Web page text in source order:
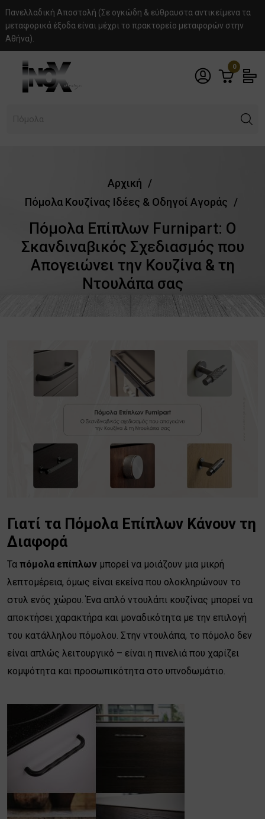
Πανελλαδική Αποστολή (Σε ογκώδη & εύθραυστα αντικείμενα τα
μεταφορικά έξοδα είναι μέχρι το πρακτορείο μεταφορών στην
Αθήνα).
0
Αρχική
Πόμολα Κουζίνας Ιδέες & Οδηγοί Αγοράς
Πόμολα Επίπλων Furnipart: Ο
Σκανδιναβικός Σχεδιασμός που
Απογειώνει την Κουζίνα & τη
Ντουλάπα σας
Γιατί τα Πόμολα Επίπλων Κάνουν τη
Διαφορά
Τα πόμολα επίπλων μπορεί να μοιάζουν μια μικρή
λεπτομέρεια, όμως είναι εκείνα που ολοκληρώνουν το
στυλ ενός χώρου. Ένα απλό ντουλάπι κουζίνας μπορεί να
αποκτήσει χαρακτήρα και μοναδικότητα με την επιλογή
του κατάλληλου πόμολου. Στην ντουλάπα, το πόμολο δεν
είναι απλώς λειτουργικό – είναι η πινελιά που χαρίζει
κομψότητα και προσωπικότητα στο υπνοδωμάτιο.